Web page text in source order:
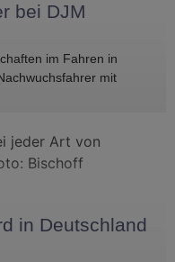
bei DJM
im Fahren in
mit
Frederik
in Deutschland